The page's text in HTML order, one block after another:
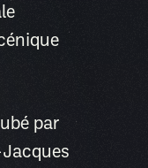
par